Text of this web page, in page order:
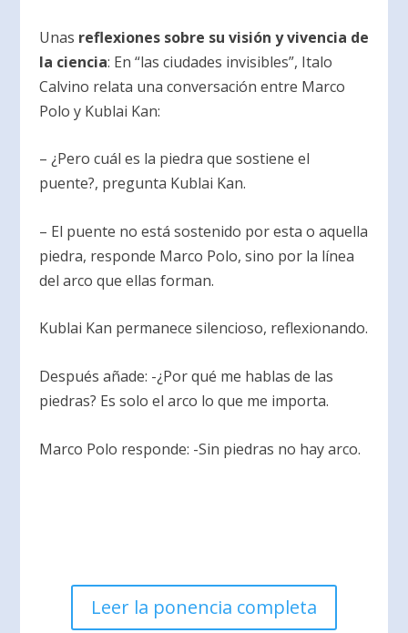
Unas reflexiones sobre su visión y vivencia de
la ciencia: En “las ciudades invisibles”, Italo
Calvino relata una conversación entre Marco
Polo y Kublai Kan:
– ¿Pero cuál es la piedra que sostiene el
puente?, pregunta Kublai Kan.
– El puente no está sostenido por esta o aquella
piedra, responde Marco Polo, sino por la línea
del arco que ellas forman.
Kublai Kan permanece silencioso, reflexionando.
Después añade: -¿Por qué me hablas de las
piedras? Es solo el arco lo que me importa.
Marco Polo responde: -Sin piedras no hay arco.
Leer la ponencia completa